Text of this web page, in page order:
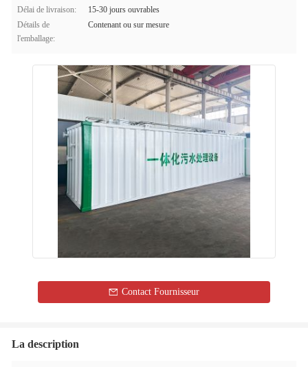
Délai de livraison:
15-30 jours ouvrables
Détails de
l'emballage:
Contenant ou sur mesure
Contact Fournisseur
La description